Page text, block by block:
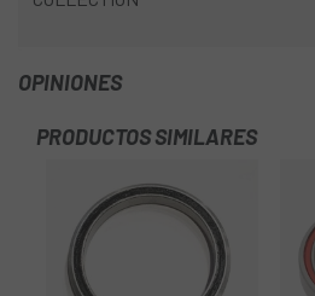
OPINIONES
PRODUCTOS SIMILARES